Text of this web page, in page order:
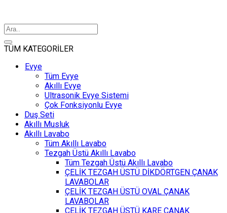
TÜM KATEGORİLER
Evye
Tüm Evye
Akıllı Evye
Ultrasonik Evye Sistemi
Çok Fonksiyonlu Evye
Duş Seti
Akıllı Musluk
Akıllı Lavabo
Tüm Akıllı Lavabo
Tezgah Üstü Akıllı Lavabo
Tüm Tezgah Üstü Akıllı Lavabo
ÇELİK TEZGAH ÜSTÜ DİKDÖRTGEN ÇANAK
LAVABOLAR
ÇELİK TEZGAH ÜSTÜ OVAL ÇANAK
LAVABOLAR
ÇELİK TEZGAH ÜSTÜ KARE ÇANAK